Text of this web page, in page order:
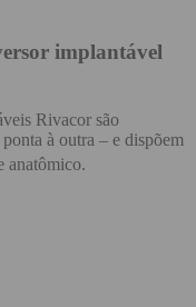
implantável
Rivacor são
à outra – e dispõem
anatômico.